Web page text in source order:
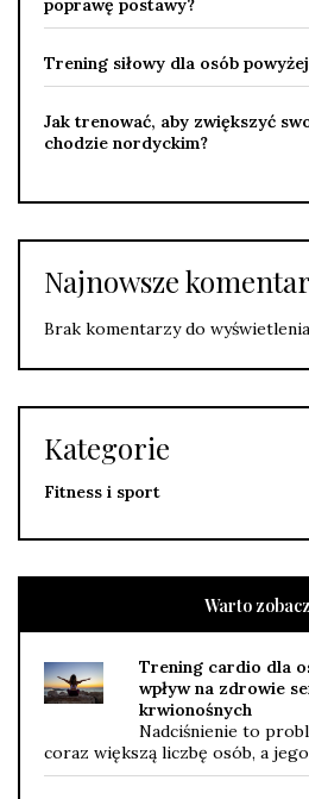
poprawę postawy?
Trening siłowy dla osób
Jak trenować, aby zwiększyć
chodzie nordyckim?
Najnowsze
Brak komentarzy do
Kategorie
Fitness i sport
Warto
Trening cardio dla
wpływ na zdrowie
krwionośnych
Nadciśnienie to
coraz większą liczbę osób, a